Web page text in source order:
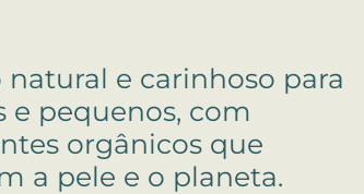
natural e carinhoso para
e pequenos, com
orgânicos que
a pele e o planeta.